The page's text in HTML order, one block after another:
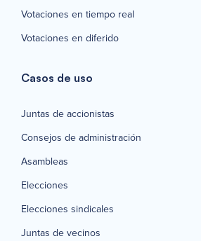
Votaciones en tiempo real
Votaciones en diferido
Casos de uso
Juntas de accionistas
Consejos de administración
Asambleas
Elecciones
Elecciones sindicales
Juntas de vecinos